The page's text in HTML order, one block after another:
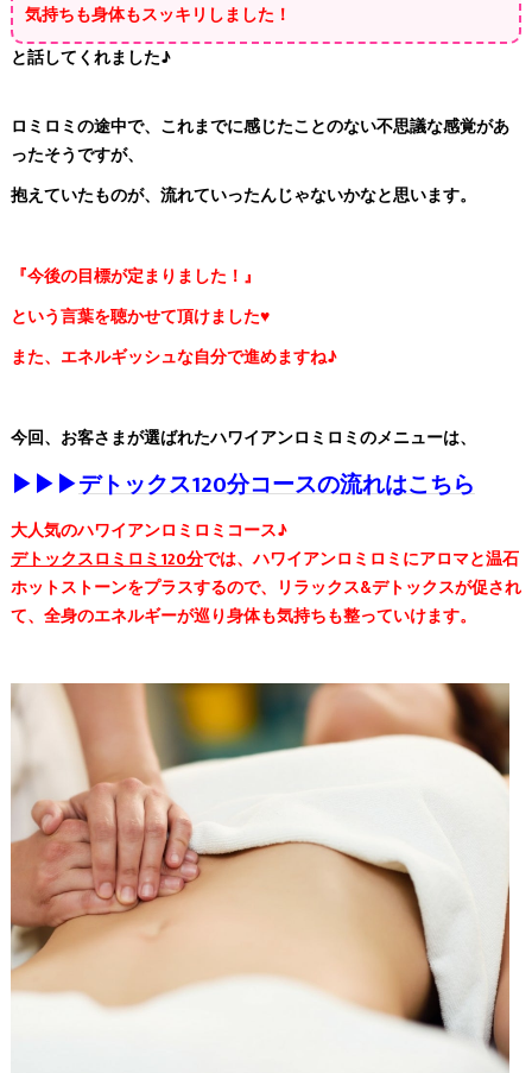
気持ちも身体もスッキリしました！
と話してくれました♪
ロミロミの途中で、これまでに感じたことのない不思議な感覚があ
ったそうですが、
抱えていたものが、流れていったんじゃないかなと思います。
『今後の目標が定まりました！』
という言葉を聴かせて頂けました♥️
また、エネルギッシュな自分で進めますね♪
今回、お客さまが選ばれたハワイアンロミロミのメニューは、
▶▶▶デトックス120分コースの流れはこちら
大人気のハワイアンロミロミコース♪
デトックスロミロミ120分では、ハワイアンロミロミにアロマと温石
ホットストーンをプラスするので、リラックス&デトックスが促され
て、全身のエネルギーが巡り身体も気持ちも整っていけます。